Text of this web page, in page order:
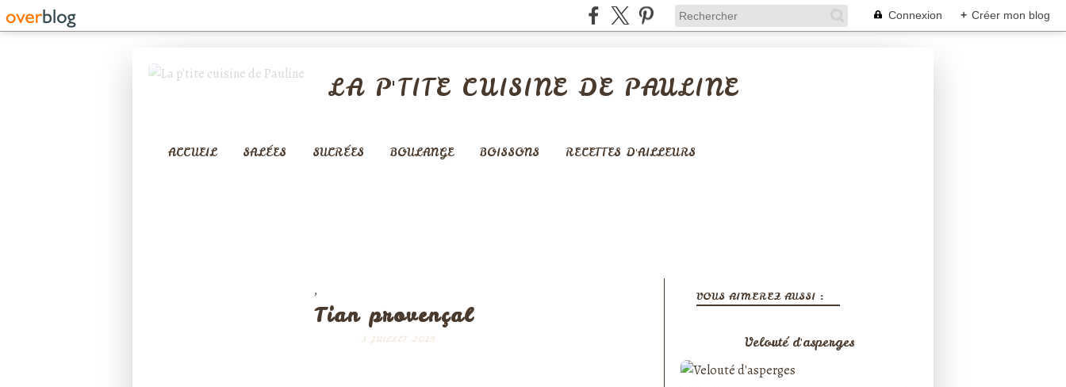
Connexion + Créer mon blog
LA P'TITE CUISINE DE PAULINE
ACCUEIL SALÉES SUCRÉES BOULANGE BOISSONS RECETTES D'AILLEURS
,
Tian provençal
3 JUILLET 2019
VOUS AIMEREZ AUSSI :
Velouté d'asperges